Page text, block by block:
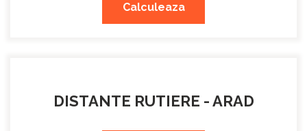
Calculeaza
DISTANTE RUTIERE - ARAD